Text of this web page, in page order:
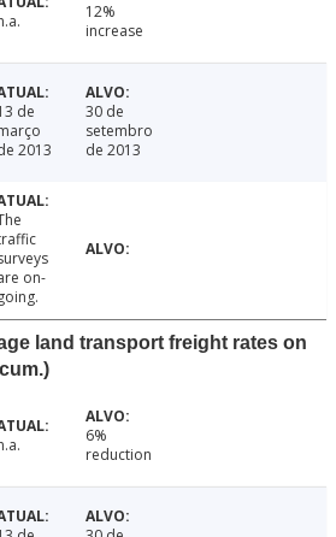
12%
increase
de
2013
30 de
setembro
de 2013
on-
going.
land transport freight rates on
6%
reduction